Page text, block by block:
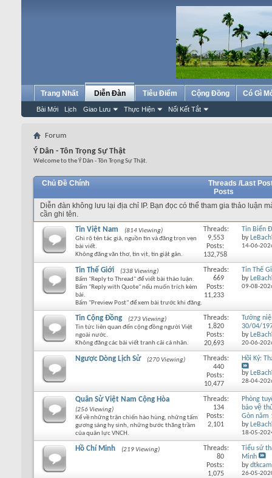
Trang Nhất Diễn Đàn
Bài Mới Lịch Giao Lưu Thực Hiện Nối Kết Tắt
Tiêu Điểm Cộng Đồng Có Gì
Forum
Ý Dân - Tôn Trọng Sự Thật
Welcome to the Ý Dân - Tôn Trọng Sự Thật.
Chủ Đề Chính
Threads /
Posts
Last
Diễn đàn không lưu lại địa chỉ IP. Bạn đọc có thể tham gia thảo luận
cần ghi tên.
Tin Việt Nam
(814 Viewing)
Ghi rõ tên tác giả, nguồn tin và đăng trọn vẹn
bài viết.
Không đăng văn thơ, tin vịt, tin giật gân.
Threads:
9,553
Posts:
132,758
Tin Biển
by
14-06-
Tin Thế Giới
(338 Viewing)
Bấm "Reply to Thread" để viết bài thảo luận.
Bấm "Reply with Quote" nếu muốn trích kèm
bài.
Bấm "Preview Post" để xem bài trước khi đăng.
Threads:
669
Posts:
11,233
Tin Thế
by
09-08-
Tin Cộng Đồng
(273 Viewing)
Tin tức liên quan đến cộng đồng người Việt
ngoài nước.
Không đăng các bài viết tranh cãi cá nhân.
Threads:
1,820
Posts:
20,693
Tưởng
30/04/
by
20-06-
Ngược Dòng Lịch Sử (270 Viewing)
Threads:
440
Posts:
10,477
Hồi Ký:
by
28-04-
Quân Sử Việt Nam Cộng Hòa
(256 Viewing)
Kể về những trận chiến hào hùng, những tấm
gương sáng hy sinh, những bước thăng trầm
của quân lực VNCH.
Threads:
134
Posts:
2,101
Phòng
bảo vệ
Gòn năm
by
18-05-
Hồ Chí Minh (219 Viewing)
Threads:
80
Posts:
1,075
Tiểu sử
Minh
by
26-05-